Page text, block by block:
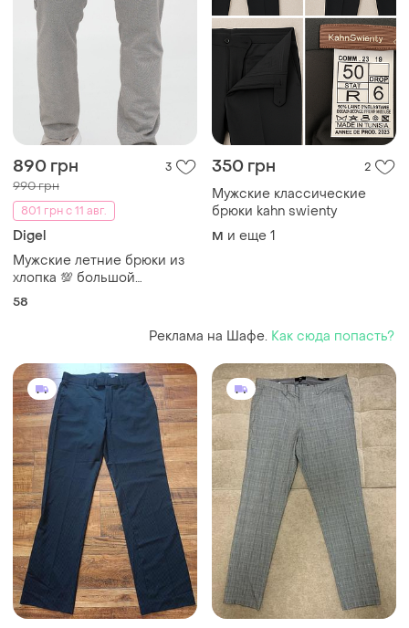
890 грн 3
990 грн
801 грн с 11 авг.
Digel
Мужские летние брюки из
хлопка 💯 большой
размер!!!👍
58
350 грн 2
Мужские классические
брюки kahn swienty
M и еще 1
Реклама на Шафе. Как сюда попасть?